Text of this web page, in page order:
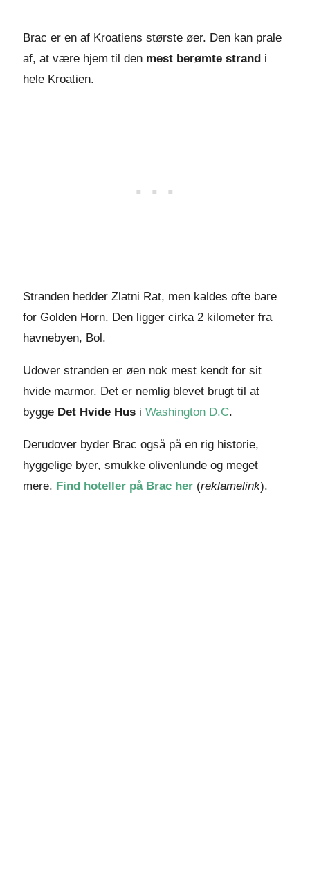
Brac er en af Kroatiens største øer. Den kan prale
af, at være hjem til den mest berømte strand i
hele Kroatien.
Stranden hedder Zlatni Rat, men kaldes ofte bare
for Golden Horn. Den ligger cirka 2 kilometer fra
havnebyen, Bol.
Udover stranden er øen nok mest kendt for sit
hvide marmor. Det er nemlig blevet brugt til at
bygge Det Hvide Hus i Washington D.C.
Derudover byder Brac også på en rig historie,
hyggelige byer, smukke olivenlunde og meget
mere. Find hoteller på Brac her (reklamelink).